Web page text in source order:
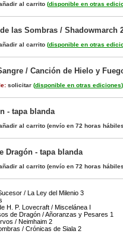
al carrito (disponible en otras
las Sombras / Shadowmarch
al carrito (disponible en otras
/ Canción de Hielo y
solicitar (disponible en otras ediciones)
- tapa blanda
al carrito (envío en 72 horas
Dragón - tapa blanda
al carrito (envío en 72 horas
/ La Ley del Milenio 3
H. P. Lovecraft / Miscelánea I
de Dragón / Añoranzas y Pesares 1
/ Neimhaim 2
/ Crónicas de Siala 2